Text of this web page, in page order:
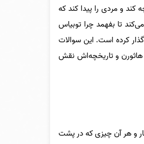
کند و مردی را پیدا کند که
تا بفهمد چرا توبیاس
کرده است. این سوالات
هاثورن و تاریخچه‌اش نقش
و هر آن چیزی که در پشت